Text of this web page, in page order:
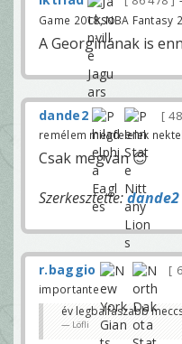
Game 2018, NBA Fantasy
A Georginának is
dande2
remélem megfelelek
Csak megvan 😊
Szerkesztette:dande2
r.baggio
importante
év legbalfaszabb
Löfli